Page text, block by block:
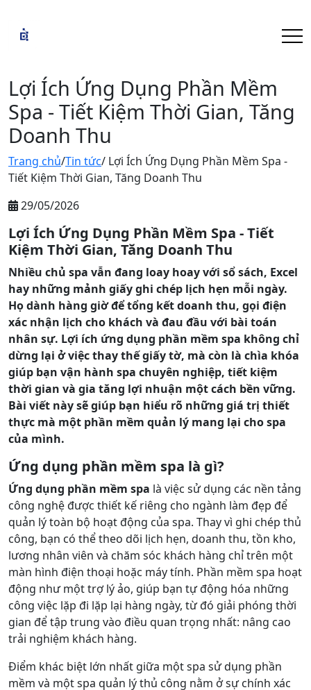
Lợi Ích Ứng Dụng Phần Mềm
Spa - Tiết Kiệm Thời Gian, Tăng
Doanh Thu
Trang chủ/Tin tức/ Lợi Ích Ứng Dụng Phần Mềm Spa -
Tiết Kiệm Thời Gian, Tăng Doanh Thu
29/05/2026
Lợi Ích Ứng Dụng Phần Mềm Spa - Tiết
Kiệm Thời Gian, Tăng Doanh Thu
Nhiều chủ spa vẫn đang loay hoay với sổ sách, Excel
hay những mảnh giấy ghi chép lịch hẹn mỗi ngày.
Họ dành hàng giờ để tổng kết doanh thu, gọi điện
xác nhận lịch cho khách và đau đầu với bài toán
nhân sự. Lợi ích ứng dụng phần mềm spa không chỉ
dừng lại ở việc thay thế giấy tờ, mà còn là chìa khóa
giúp bạn vận hành spa chuyên nghiệp, tiết kiệm
thời gian và gia tăng lợi nhuận một cách bền vững.
Bài viết này sẽ giúp bạn hiểu rõ những giá trị thiết
thực mà một phần mềm quản lý mang lại cho spa
của mình.
Ứng dụng phần mềm spa là gì?
Ứng dụng phần mềm spa là việc sử dụng các nền tảng
công nghệ được thiết kế riêng cho ngành làm đẹp để
quản lý toàn bộ hoạt động của spa. Thay vì ghi chép thủ
công, bạn có thể theo dõi lịch hẹn, doanh thu, tồn kho,
lương nhân viên và chăm sóc khách hàng chỉ trên một
màn hình điện thoại hoặc máy tính. Phần mềm spa hoạt
động như một trợ lý ảo, giúp bạn tự động hóa những
công việc lặp đi lặp lại hàng ngày, từ đó giải phóng thời
gian để tập trung vào điều quan trọng nhất: nâng cao
trải nghiệm khách hàng.
Điểm khác biệt lớn nhất giữa một spa sử dụng phần
mềm và một spa quản lý thủ công nằm ở sự chính xác